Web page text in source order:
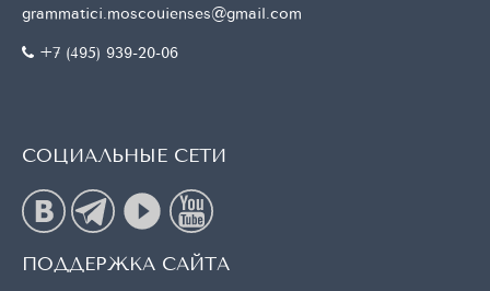
grammatici.moscouienses@gmail.com
+7 (495) 939-20-06
СОЦИАЛЬНЫЕ СЕТИ
ПОДДЕРЖКА САЙТА